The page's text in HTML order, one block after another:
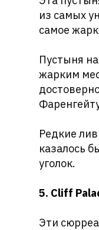
из самых
самое
Пустыня
жарким
Редкие
казалось
уголок.
5. Cliff
Эти